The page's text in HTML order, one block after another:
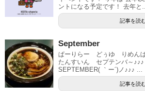
ントになる予定です！ 去年と
記事を読
September
ぱーりらー どぅゆ りめん
たんすいん セプテンバ～♪♪♪
SEPTEMBER( ｀ー´)ノ♪♪♪ ...
記事を読